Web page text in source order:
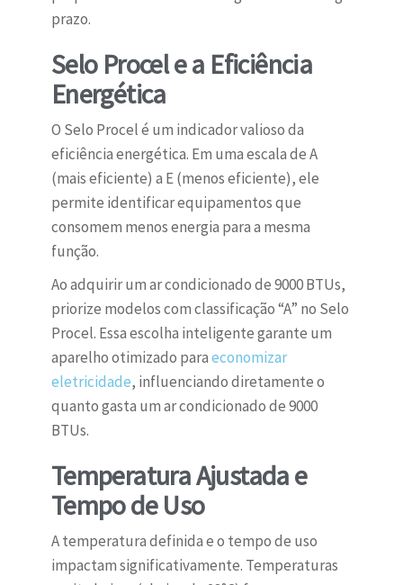
prazo.
Selo Procel e a Eficiência
Energética
O Selo Procel é um indicador valioso da
eficiência energética. Em uma escala de A
(mais eficiente) a E (menos eficiente), ele
permite identificar equipamentos que
consomem menos energia para a mesma
função.
Ao adquirir um ar condicionado de 9000 BTUs,
priorize modelos com classificação “A” no Selo
Procel. Essa escolha inteligente garante um
aparelho otimizado paraeconomizar
eletricidade, influenciando diretamente o
quanto gasta um ar condicionado de 9000
BTUs.
Temperatura Ajustada e
Tempo de Uso
A temperatura definida e o tempo de uso
impactam significativamente. Temperaturas